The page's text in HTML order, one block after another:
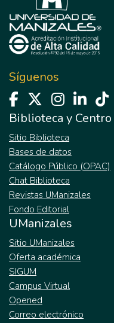
Síguenos
Biblioteca y
Sitio Biblioteca
Bases de datos
Catálogo Público (OPAC)
Chat Biblioteca
Revistas UManizales
Fondo Editorial
UManizales
Sitio UManizales
Oferta académica
SIGUM
Campus Virtual
Opened
Correo electrónico